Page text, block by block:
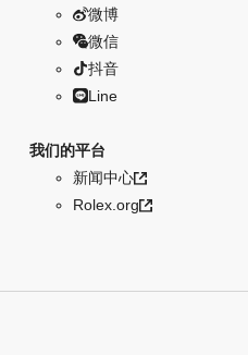
微博
微信
抖音
Line
我们的平台
新闻中心
Rolex.org